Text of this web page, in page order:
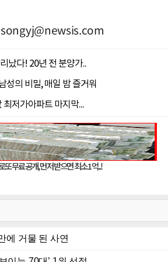
songyj@newsis.com